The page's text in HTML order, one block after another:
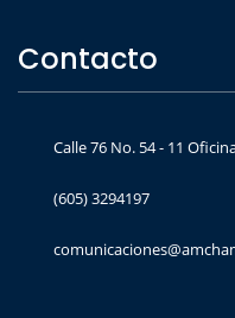
Contacto
Calle 76 No. 54 - 11
(605) 3294197